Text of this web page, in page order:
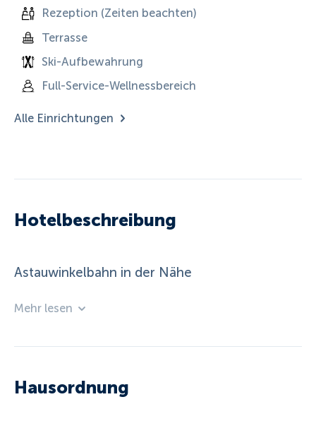
Rezeption (Zeiten beachten)
Terrasse
Ski-Aufbewahrung
Full-Service-Wellnessbereich
Alle Einrichtungen
Hotelbeschreibung
Astauwinkelbahn in der Nähe
Mehr lesen
Hausordnung